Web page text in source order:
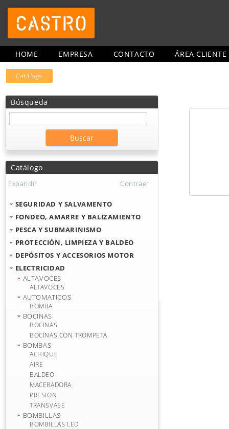
HOME EMPRESA CONTACTO ÁREA CLIENTE
Catálogo
Búsqueda
Catálogo
Expandir Contraer
SEGURIDAD Y SALVAMENTO
FONDEO, AMARRE Y BALIZAMIENTO
PESCA Y SUBMARINISMO
PROTECCIÓN, LIMPIEZA Y BALDEO
DEPÓSITOS Y ACCESORIOS MOTOR
ELECTRICIDAD
ALTAVOCES
ALTAVOCES
AUTOMATICOS
BOMBA
BOCINAS
BOCINAS
BOCINAS CON TROMPETA
BOMBAS
ACHIQUE
AIRE
BALDEO
MACERADORA
PRESION
TRANSVASE
BOMBILLAS
BOMBILLAS LED